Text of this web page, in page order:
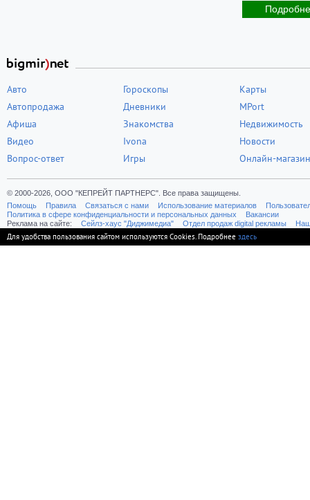
Авто
Автопродажа
Афиша
Видео
Вопрос-ответ
Гороскопы
Дневники
Знакомства
Ivona
Игры
Карты
MPort
Недвижимость
Новости
Онлайн-магазин
© 2000-2026, ООО "КЕПРЕЙТ ПАРТНЕРС". Все права защищены.
Помощь
Правила Связаться с нами Использование материалов
Политика в сфере конфиденциальности и персональных данных
Вакансии
Реклама на сайте:
Cейлз-хаус "Диджимедиа" Отдел продаж digital рекламы
Для удобства пользования сайтом используются Cookies. Подробнее здесь